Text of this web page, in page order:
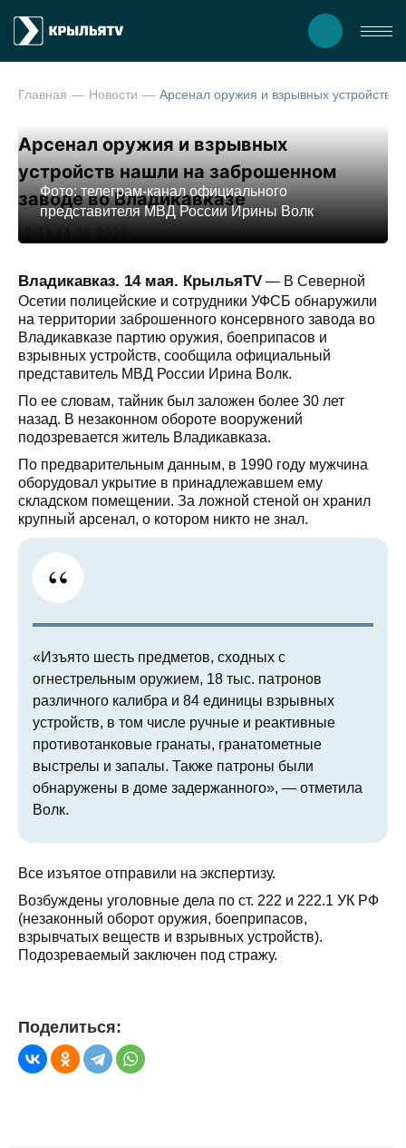
Главная Новости
Арсенал оружия и взрывных
устройств нашли на заброшенном
заводе во Владикавказе
12:31 14.05.2026
Фото: телеграм-канал официального
представителя МВД России Ирины Волк
Владикавказ. 14 мая. КрыльяTV — В Северной
Осетии полицейские и сотрудники УФСБ обнаружили
на территории заброшенного консервного завода во
Владикавказе партию оружия, боеприпасов и
взрывных устройств, сообщила официальный
представитель МВД России Ирина Волк.
По ее словам, тайник был заложен более 30 лет
назад. В незаконном обороте вооружений
подозревается житель Владикавказа.
По предварительным данным, в 1990 году мужчина
оборудовал укрытие в принадлежавшем ему
складском помещении. За ложной стеной он хранил
крупный арсенал, о котором никто не знал.
«Изъято шесть предметов, сходных с
огнестрельным оружием, 18 тыс. патронов
различного калибра и 84 единицы взрывных
устройств, в том числе ручные и реактивные
противотанковые гранаты, гранатометные
выстрелы и запалы. Также патроны были
обнаружены в доме задержанного», — отметила
Волк.
Все изъятое отправили на экспертизу.
Возбуждены уголовные дела по ст. 222 и 222.1 УК РФ
(незаконный оборот оружия, боеприпасов,
взрывчатых веществ и взрывных устройств).
Подозреваемый заключен под стражу.
Поделиться: